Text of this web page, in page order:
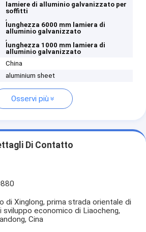
lamiere di alluminio galvanizzato per
soffitti
,
lunghezza 6000 mm lamiera di
alluminio galvanizzato
,
lunghezza 1000 mm lamiera di
alluminio galvanizzato
China
aluminium sheet
Osservi più
Di Contatto
di Xinglong, prima strada orientale di
sviluppo economico di Liaocheng,
Cina